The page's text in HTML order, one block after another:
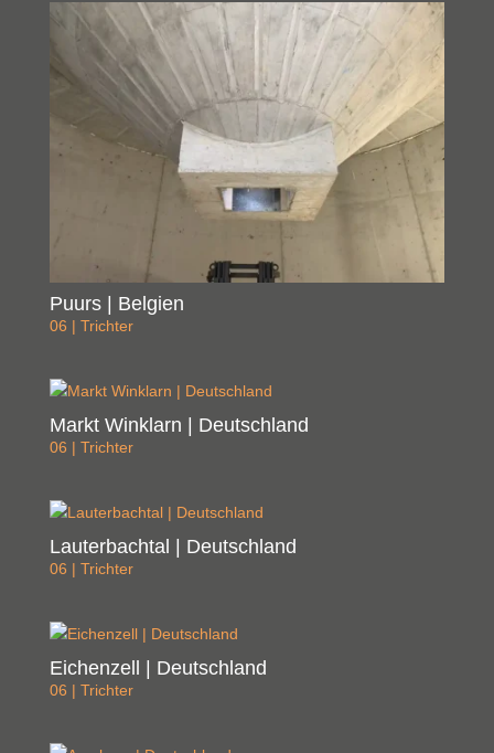
Puurs | Belgien
06 | Trichter
Markt Winklarn | Deutschland
06 | Trichter
Lauterbachtal | Deutschland
06 | Trichter
Eichenzell | Deutschland
06 | Trichter